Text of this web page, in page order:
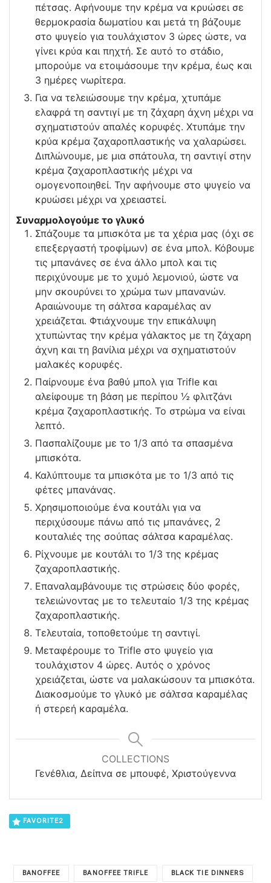
πέτσας. Αφήνουμε την κρέμα να κρυώσει σε
θερμοκρασία δωματίου και μετά τη βάζουμε
στο ψυγείο για τουλάχιστον 3 ώρες ώστε, να
γίνει κρύα και πηχτή. Σε αυτό το στάδιο,
μπορούμε να ετοιμάσουμε την κρέμα, έως και
3 ημέρες νωρίτερα.
Για να τελειώσουμε την κρέμα, χτυπάμε
ελαφρά τη σαντιγί με τη ζάχαρη άχνη μέχρι να
σχηματιστούν απαλές κορυφές. Χτυπάμε την
κρύα κρέμα ζαχαροπλαστικής να χαλαρώσει.
Διπλώνουμε, με μια σπάτουλα, τη σαντιγί στην
κρέμα ζαχαροπλαστικής μέχρι να
ομογενοποιηθεί. Την αφήνουμε στο ψυγείο να
κρυώσει μέχρι να χρειαστεί.
Συναρμολογούμε το γλυκό
Σπάζουμε τα μπισκότα με τα χέρια μας (όχι σε
επεξεργαστή τροφίμων) σε ένα μπολ. Κόβουμε
τις μπανάνες σε ένα άλλο μπολ και τις
περιχύνουμε με το χυμό λεμονιού, ώστε να
μην σκουρύνει το χρώμα των μπανανών.
Αραιώνουμε τη σάλτσα καραμέλας αν
χρειάζεται. Φτιάχνουμε την επικάλυψη
χτυπώντας την κρέμα γάλακτος με τη ζάχαρη
άχνη και τη βανίλια μέχρι να σχηματιστούν
μαλακές κορυφές.
Παίρνουμε ένα βαθύ μπολ για Trifle και
αλείφουμε τη βάση με περίπου ½ φλιτζάνι
κρέμα ζαχαροπλαστικής. Το στρώμα να είναι
λεπτό.
Πασπαλίζουμε με το 1/3 από τα σπασμένα
μπισκότα.
Καλύπτουμε τα μπισκότα με το 1/3 από τις
φέτες μπανάνας.
Χρησιμοποιούμε ένα κουτάλι για να
περιχύσουμε πάνω από τις μπανάνες, 2
κουταλιές της σούπας σάλτσα καραμέλας.
Ρίχνουμε με κουτάλι το 1/3 της κρέμας
ζαχαροπλαστικής.
Επαναλαμβάνουμε τις στρώσεις δύο φορές,
τελειώνοντας με το τελευταίο 1/3 της κρέμας
ζαχαροπλαστικής.
Τελευταία, τοποθετούμε τη σαντιγί.
Μεταφέρουμε το Trifle στο ψυγείο για
τουλάχιστον 4 ώρες. Αυτός ο χρόνος
χρειάζεται, ώστε να μαλακώσουν τα μπισκότα.
Διακοσμούμε το γλυκό με σάλτσα καραμέλας
ή στερεή καραμέλα.
COLLECTIONS
Γενέθλια, Δείπνα σε μπουφέ, Χριστούγεννα
FAVORITE2
BANOFFEE BANOFFEE TRIFLE BLACK TIE DINNERS